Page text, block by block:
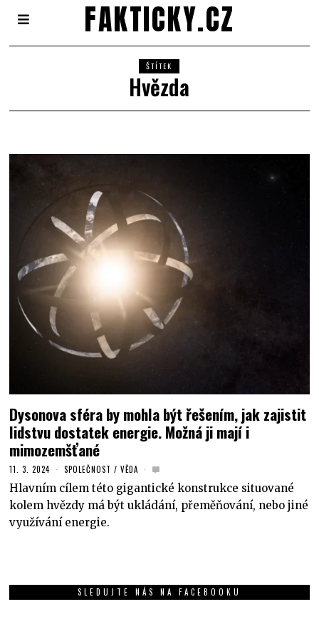
FAKTICKY.CZ
ŠTÍTEK
Hvězda
Dysonova sféra by mohla být řešením, jak zajistit
lidstvu dostatek energie. Možná ji mají i
mimozemšťané
11. 3. 2024 SPOLEČNOST / VĚDA
Hlavním cílem této gigantické konstrukce situované
kolem hvězdy má být ukládání, přeměňování, nebo jiné
využívání energie.
SLEDUJTE NÁS NA FACEBOOKU